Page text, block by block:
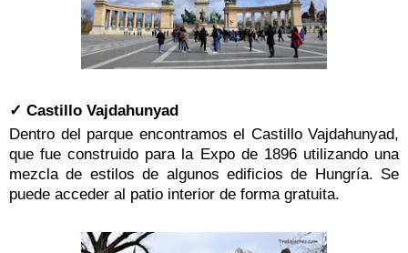
✓ Castillo Vajdahunyad
Dentro del parque encontramos el Castillo Vajdahunyad,
que fue construido para la Expo de 1896 utilizando una
mezcla de estilos de algunos edificios de Hungría. Se
puede acceder al patio interior de forma gratuita.